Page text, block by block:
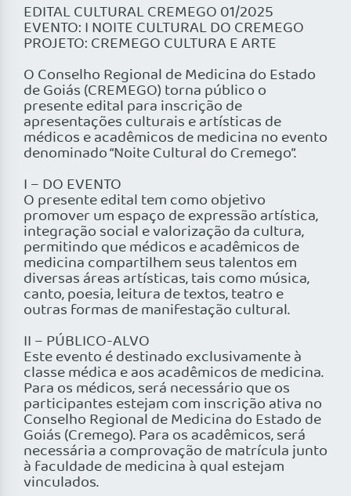
EDITAL CULTURAL CREMEGO 01/2025
EVENTO: I NOITE CULTURAL DO CREMEGO
PROJETO: CREMEGO CULTURA E ARTE
O Conselho Regional de Medicina do Estado
de Goiás (CREMEGO) torna público o
presente edital para inscrição de
apresentações culturais e artísticas de
médicos e acadêmicos de medicina no evento
denominado “Noite Cultural do Cremego”.
I – DO EVENTO
O presente edital tem como objetivo
promover um espaço de expressão artística,
integração social e valorização da cultura,
permitindo que médicos e acadêmicos de
medicina compartilhem seus talentos em
diversas áreas artísticas, tais como música,
canto, poesia, leitura de textos, teatro e
outras formas de manifestação cultural.
II – PÚBLICO-ALVO
Este evento é destinado exclusivamente à
classe médica e aos acadêmicos de medicina.
Para os médicos, será necessário que os
participantes estejam com inscrição ativa no
Conselho Regional de Medicina do Estado de
Goiás (Cremego). Para os acadêmicos, será
necessária a comprovação de matrícula junto
à faculdade de medicina à qual estejam
vinculados.